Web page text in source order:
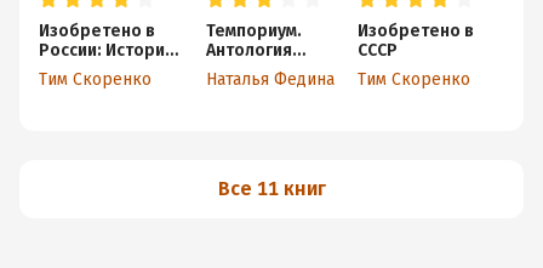
Изобретено в
России: История
русской
изобретательско
Тим Скоренко
Темпориум.
Антология
темпоральной
фантастики
Наталья Федина
Изобретено в
СССР
Тим Скоренко
Все 11 книг